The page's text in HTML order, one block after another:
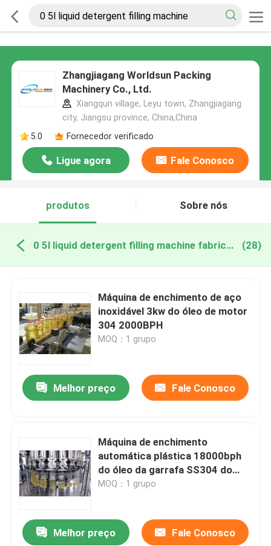
Zhangjiagang Worldsun Packing
Machinery Co., Ltd.
Xiangqun village, Leyu town, Zhangjiagang
city, Jiangsu province, China,China
5.0
Fornecedor verificado
Ligue agora Fale Conosco
produtos Sobre nós
0 5l liquid detergent filling machine fabricação online (28)
Máquina de enchimento de aço
inoxidável 3kw do óleo de motor
304 2000BPH
MOQ：1 grupo
Melhor preço Fale Conosco
Máquina de enchimento
automática plástica 18000bph
do óleo da garrafa SS304 do
ANIMAL DE ESTIMAÇÃO
MOQ：1 grupo
Melhor preço Fale Conosco